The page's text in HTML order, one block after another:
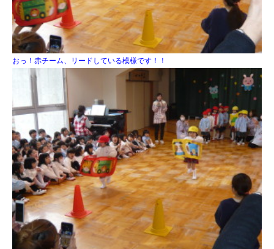
おっ！赤チーム、リードしている模様です！！